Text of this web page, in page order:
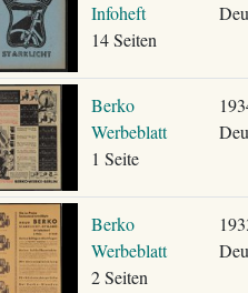
Infoheft
14 Seiten
Berko
Werbeblatt
1 Seite
Berko
Werbeblatt
2 Seiten